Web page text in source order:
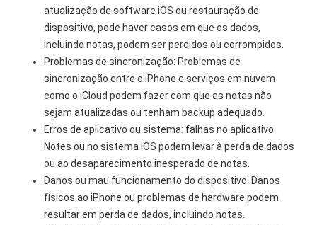
atualização de software iOS ou restauração de
dispositivo, pode haver casos em que os dados,
incluindo notas, podem ser perdidos ou corrompidos.
Problemas de sincronização: Problemas de
sincronização entre o iPhone e serviços em nuvem
como o iCloud podem fazer com que as notas não
sejam atualizadas ou tenham backup adequado.
Erros de aplicativo ou sistema: falhas no aplicativo
Notes ou no sistema iOS podem levar à perda de dados
ou ao desaparecimento inesperado de notas.
Danos ou mau funcionamento do dispositivo: Danos
físicos ao iPhone ou problemas de hardware podem
resultar em perda de dados, incluindo notas.